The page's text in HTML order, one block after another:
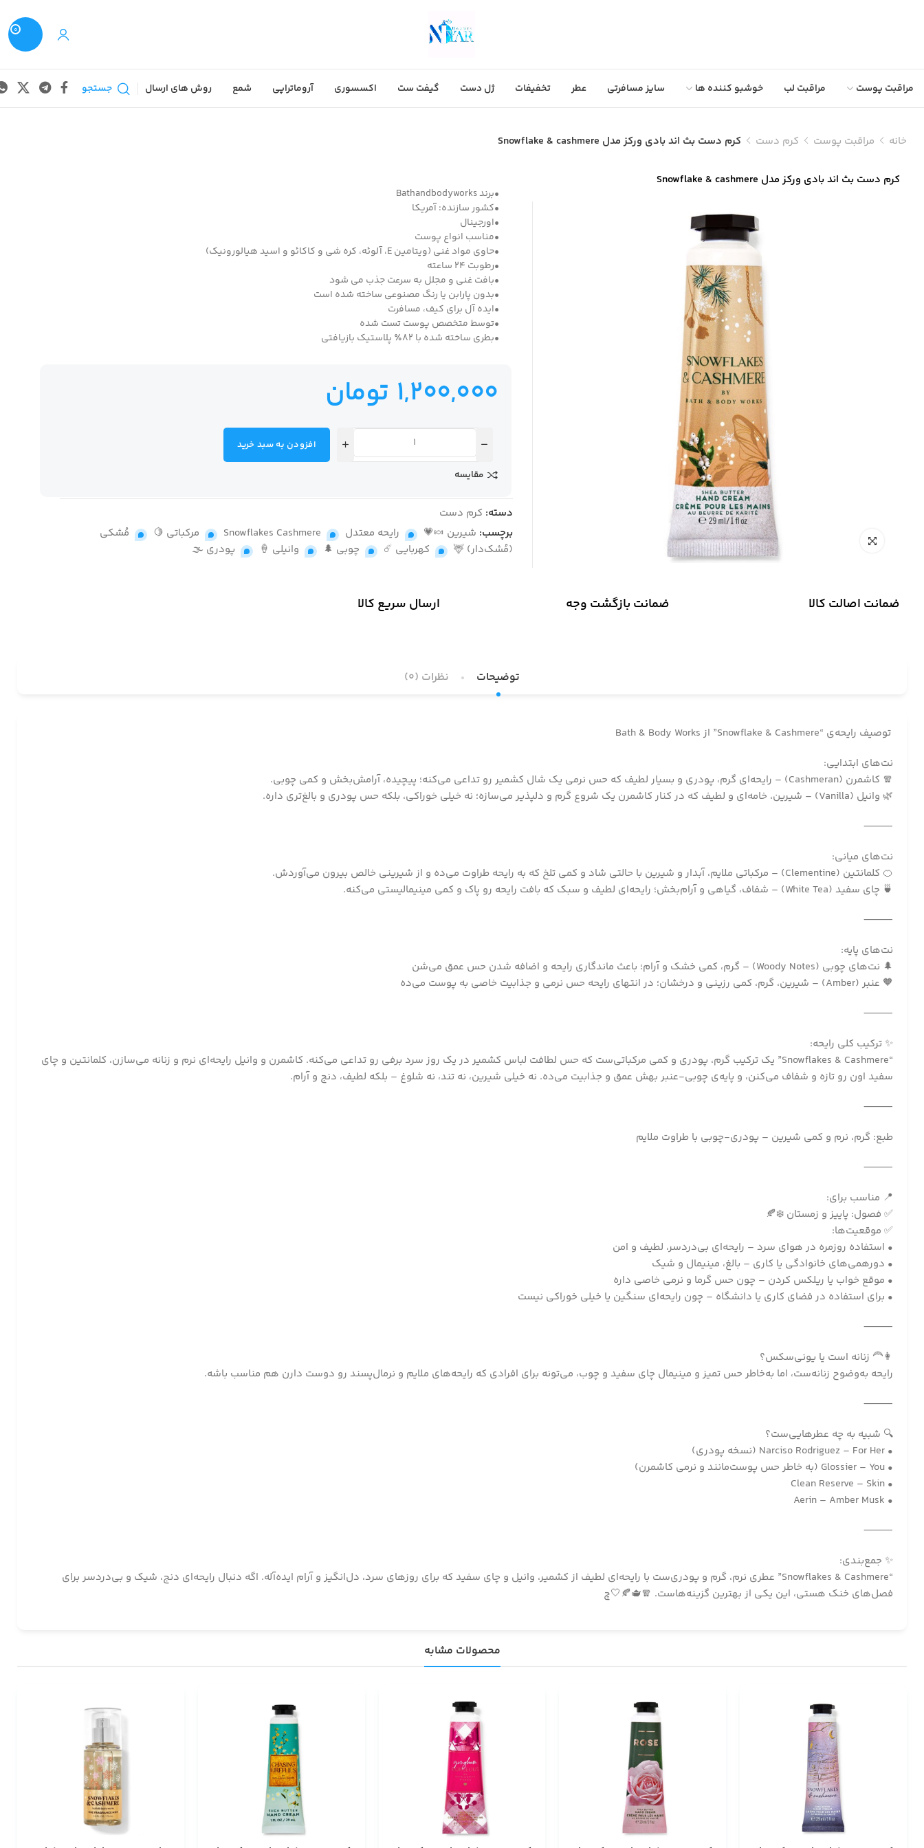
0
مراقبت پوست مراقبت لب خوشبو کننده ها سایز مسافرتی عطر تخفیفات ژل دست گیفت ست اکسسوری آروماتراپی شمع روش های ارسال جستجو
خانه مراقبت پوست کرم دست کرم دست بث اند بادی ورکز مدل Snowflake & cashmere
کرم دست بث اند بادی ورکز مدل Snowflake & cashmere
•برند Bathandbodyworks
•کشور سازنده: آمریکا
•اورجینال
•مناسب انواع پوست
•حاوی مواد غنی (ویتامین E، آلوئه، کره شی و کاکائو و اسید هیالورونیک)
•رطوبت 24 ساعته
•بافت غنی و مجلل به سرعت جذب می شود
•بدون پارابن یا رنگ مصنوعی ساخته شده است
•ایده آل برای کیف، مسافرت
•توسط متخصص پوست تست شده
•بطری ساخته شده با 82٪ پلاستیک بازیافتی
1,200,000 تومان
افزودن به سبد خرید
مقایسه
دسته: کرم دست
برچسب: شیرین 🍬💗 , رایحه معتدل ,
Snowflakes Cashmere
, مرکباتی 🍋 ,
مُشکی
(مُشک‌دار) 🦌
, کهربایی ☄️ , چوبی 🌲 , وانیلی 🍦 , پودری 🌫
ضمانت اصالت کالا ضمانت بازگشت وجه ارسال سریع کالا
توضیحات نظرات (0)
توصیف رایحه‌ی “Snowflake & Cashmere” از Bath & Body Works
نت‌های ابتدایی:
🧣 کاشمرن (Cashmeran) – رایحه‌ای گرم، پودری و بسیار لطیف که حس نرمی یک شال کشمیر رو تداعی می‌کنه؛ پیچیده، آرامش‌بخش و کمی چوبی.
🌿 وانیل (Vanilla) – شیرین، خامه‌ای و لطیف که در کنار کاشمرن یک شروع گرم و دلپذیر می‌سازه؛ نه خیلی خوراکی، بلکه حس پودری و بالغ‌تری داره.
⸻
نت‌های میانی:
🍊 کلمانتین (Clementine) – مرکباتی ملایم، آبدار و شیرین با حالتی شاد و کمی تلخ که به رایحه طراوت می‌ده و از شیرینی خالص بیرون می‌آوردش.
🍵 چای سفید (White Tea) – شفاف، گیاهی و آرام‌بخش؛ رایحه‌ای لطیف و سبک که بافت رایحه رو پاک و کمی مینیمالیستی می‌کنه.
⸻
نت‌های پایه:
🌲 نت‌های چوبی (Woody Notes) – گرم، کمی خشک و آرام؛ باعث ماندگاری رایحه و اضافه شدن حس عمق می‌شن
🧡 عنبر (Amber) – شیرین، گرم، کمی رزینی و درخشان؛ در انتهای رایحه حس نرمی و جذابیت خاصی به پوست می‌ده
⸻
✨ ترکیب کلی رایحه:
“Snowflakes & Cashmere” یک ترکیب گرم، پودری و کمی مرکباتی‌ست که حس لطافت لباس کشمیر در یک روز سرد برفی رو تداعی می‌کنه. کاشمرن و وانیل رایحه‌ای نرم و زنانه می‌سازن، کلمانتین و چای
سفید اون رو تازه و شفاف می‌کنن، و پایه‌ی چوبی-عنبر بهش عمق و جذابیت می‌ده. نه خیلی شیرین، نه تند، نه شلوغ – بلکه لطیف، دنج و آرام.
⸻
طبع: گرم، نرم و کمی شیرین – پودری-چوبی با طراوت ملایم
⸻
📍 مناسب برای:
✅ فصول: پاییز و زمستان ❄️🍂
✅ موقعیت‌ها:
• استفاده روزمره در هوای سرد – رایحه‌ای بی‌دردسر، لطیف و امن
• دورهمی‌های خانوادگی یا کاری – بالغ، مینیمال و شیک
• موقع خواب یا ریلکس کردن – چون حس گرما و نرمی خاصی داره
• برای استفاده در فضای کاری یا دانشگاه – چون رایحه‌ای سنگین یا خیلی خوراکی نیست
⸻
👩‍🦰 زنانه است یا یونی‌سکس؟
رایحه به‌وضوح زنانه‌ست، اما به‌خاطر حس تمیز و مینیمال چای سفید و چوب، می‌تونه برای افرادی که رایحه‌های ملایم و نرمال‌پسند رو دوست دارن هم مناسب باشه.
⸻
🔍 شبیه به چه عطرهایی‌ست؟
• Narciso Rodriguez – For Her (نسخه پودری)
• Glossier – You (به خاطر حس پوست‌مانند و نرمی کاشمرن)
• Clean Reserve – Skin
• Aerin – Amber Musk
⸻
✨ جمع‌بندی:
“Snowflakes & Cashmere” عطری نرم، گرم و پودری‌ست با رایحه‌ای لطیف از کشمیر، وانیل و چای سفید که برای روزهای سرد، دل‌انگیز و آرام ایده‌آله. اگه دنبال رایحه‌ای دنج، شیک و بی‌دردسر برای
فصل‌های خنک هستی، این یکی از بهترین گزینه‌هاست. 🧣🫖🍂🤍چ
محصولات مشابه